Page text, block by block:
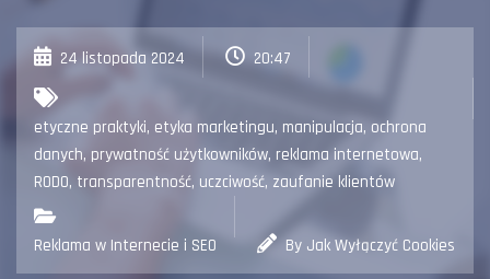
24 listopada 2024 20:47
etyczne praktyki, etyka marketingu, manipulacja, ochrona
danych, prywatność użytkowników, reklama internetowa,
RODO, transparentność, uczciwość, zaufanie klientów
Reklama w Internecie i SEO By Jak Wyłączyć Cookies